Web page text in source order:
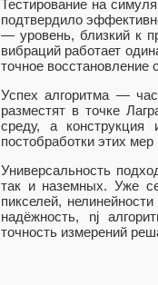
Тестирование на
подтвердило
— уровень, близкий к
вибраций работает
точное восстановление
Успех алгоритма —
разместят в точке
среду, а конструкция
постобработки этих мер
Универсальность
так и наземных. Уже
пикселей,
надёжность, nj
точность измерений